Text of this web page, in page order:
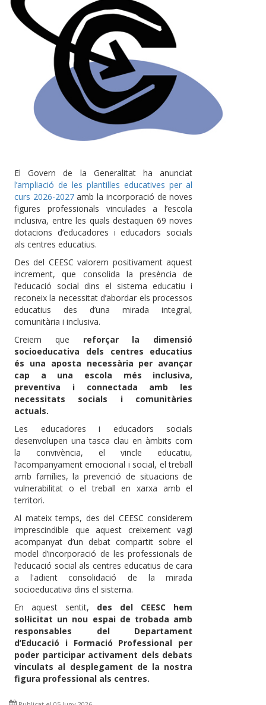
El Govern de la Generalitat ha anunciat
l’ampliació de les plantilles educatives per al
curs 2026-2027amb la incorporació de noves
figures professionals vinculades a l’escola
inclusiva, entre les quals destaquen 69 noves
dotacions d’educadores i educadors socials
als centres educatius.
Des del CEESC valorem positivament aquest
increment, que consolida la presència de
l’educació social dins el sistema educatiu i
reconeix la necessitat d’abordar els processos
educatius des d’una mirada integral,
comunitària i inclusiva.
Creiem que reforçar la dimensió
socioeducativa dels centres educatius
és una aposta necessària per avançar
cap a una escola més inclusiva,
preventiva i connectada amb les
necessitats socials i comunitàries
actuals.
Les educadores i educadors socials
desenvolupen una tasca clau en àmbits com
la convivència, el vincle educatiu,
l’acompanyament emocional i social, el treball
amb famílies, la prevenció de situacions de
vulnerabilitat o el treball en xarxa amb el
territori.
Al mateix temps, des del CEESC considerem
imprescindible que aquest creixement vagi
acompanyat d’un debat compartit sobre el
model d’incorporació de les professionals de
l’educació social als centres educatius de cara
a l'adient consolidació de la mirada
socioeducativa dins el sistema.
En aquest sentit, des del CEESC hem
sol·licitat un nou espai de trobada amb
responsables del Departament
d’Educació i Formació Professional per
poder participar activament dels debats
vinculats al desplegament de la nostra
figura professional als centres.